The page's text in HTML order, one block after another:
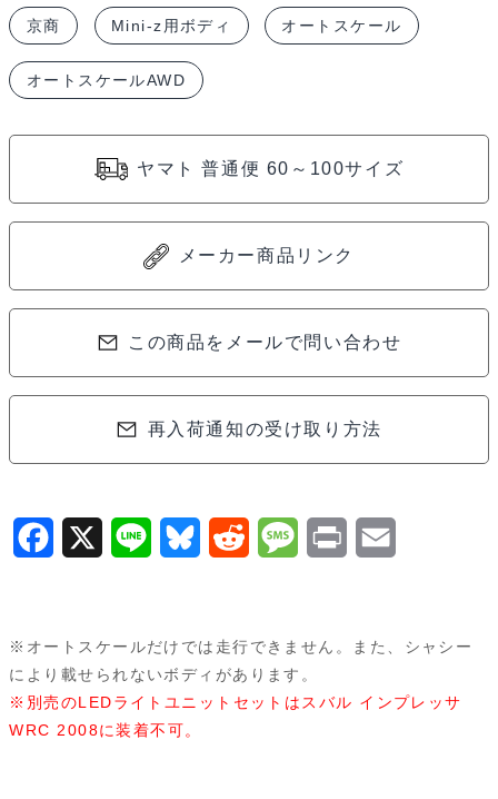
ル
イ
ン
サ
2008
MZP486WR
京商 Mini-z用ボディ オートスケール
オートスケールAWD
ヤマト 普通便 60～100サイズ
メーカー商品リンク
この商品をメールで問い合わせ
再入荷通知の受け取り方法
b
o
X
e
B
e
s
R
d
i
M
s
a
P
n
t l
※オートスケールだけでは走行できません。また、シャシー
により載せられないボディがあります。
※別売のLEDライトユニットセットはスバル インプレッサ
WRC 2008に装着不可。